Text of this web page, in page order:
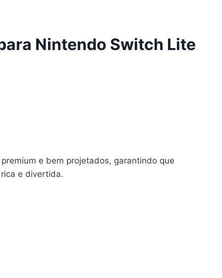
Nintendo Switch Lite
e bem projetados, garantindo que
e divertida.